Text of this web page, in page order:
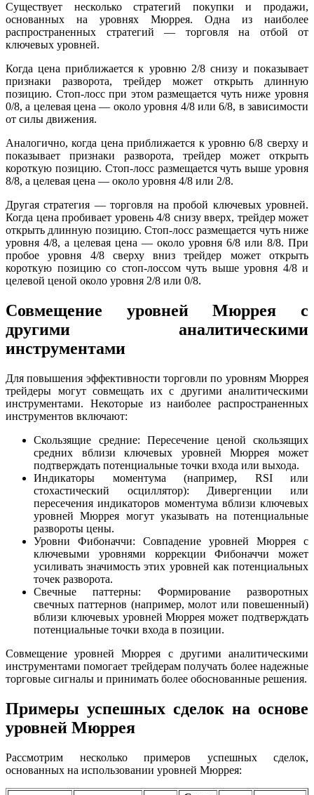
Существует несколько стратегий покупки и продажи,
основанных на уровнях Мюррея. Одна из наиболее
распространенных стратегий — торговля на отбой от
ключевых уровней.
Когда цена приближается к уровню 2/8 снизу и показывает
признаки разворота, трейдер может открыть длинную
позицию. Стоп-лосс при этом размещается чуть ниже уровня
0/8, а целевая цена — около уровня 4/8 или 6/8, в зависимости
от силы движения.
Аналогично, когда цена приближается к уровню 6/8 сверху и
показывает признаки разворота, трейдер может открыть
короткую позицию. Стоп-лосс размещается чуть выше уровня
8/8, а целевая цена — около уровня 4/8 или 2/8.
Другая стратегия — торговля на пробой ключевых уровней.
Когда цена пробивает уровень 4/8 снизу вверх, трейдер может
открыть длинную позицию. Стоп-лосс размещается чуть ниже
уровня 4/8, а целевая цена — около уровня 6/8 или 8/8. При
пробое уровня 4/8 сверху вниз трейдер может открыть
короткую позицию со стоп-лоссом чуть выше уровня 4/8 и
целевой ценой около уровня 2/8 или 0/8.
Совмещение уровней Мюррея с
другими аналитическими
инструментами
Для повышения эффективности торговли по уровням Мюррея
трейдеры могут совмещать их с другими аналитическими
инструментами. Некоторые из наиболее распространенных
инструментов включают:
Скользящие средние: Пересечение ценой скользящих
средних вблизи ключевых уровней Мюррея может
подтверждать потенциальные точки входа или выхода.
Индикаторы моментума (например, RSI или
стохастический осциллятор): Дивергенции или
пересечения индикаторов моментума вблизи ключевых
уровней Мюррея могут указывать на потенциальные
развороты цены.
Уровни Фибоначчи: Совпадение уровней Мюррея с
ключевыми уровнями коррекции Фибоначчи может
усиливать значимость этих уровней как потенциальных
точек разворота.
Свечные паттерны: Формирование разворотных
свечных паттернов (например, молот или повешенный)
вблизи ключевых уровней Мюррея может подтверждать
потенциальные точки входа в позиции.
Совмещение уровней Мюррея с другими аналитическими
инструментами помогает трейдерам получать более надежные
торговые сигналы и принимать более обоснованные решения.
Примеры успешных сделок на основе
уровней Мюррея
Рассмотрим несколько примеров успешных сделок,
основанных на использовании уровней Мюррея: